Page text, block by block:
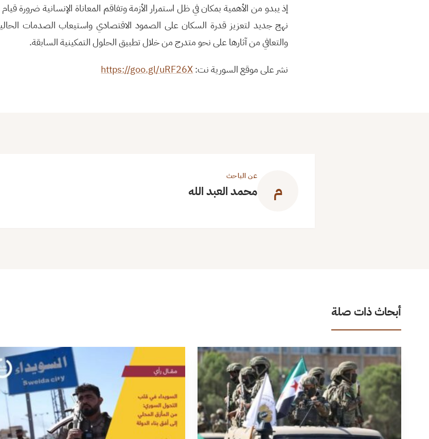
إذ يبدو من الأهمية بمكان في ظل استمرار الأزمة وتفاقم المعاناة الإنسانية ضرورة
نهج جديد لتعزيز قدرة السكان على الصمود الاقتصادي واستيعاب الصدمات
والتعافي من آثارها على نحو متدرج من خلال تطبيق الحلول التمكينية السابقة.
نشر على موقع السورية نت:https://goo.gl/uRF26X
م
عن الباحث
محمد العبد الله
أبحاث ذات صلة